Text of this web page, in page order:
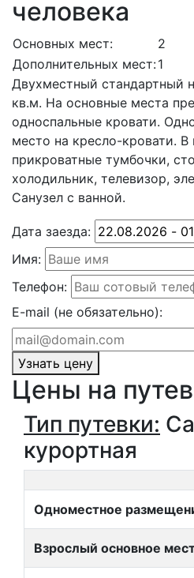
человека
Основных мест:
2
Дополнительных мест:1
Двухместный стандартный
кв.м. На основные места
односпальные кровати.
место на кресло-кровати. В
прикроватные тумбочки,
холодильник, телевизор,
Санузел с ванной.
Дата заезда:
Имя:
Телефон:
E-mail (не обязательно):
Узнать цену
Цены на
Тип путевки:
курортная
Одноместное
Взрослый основное